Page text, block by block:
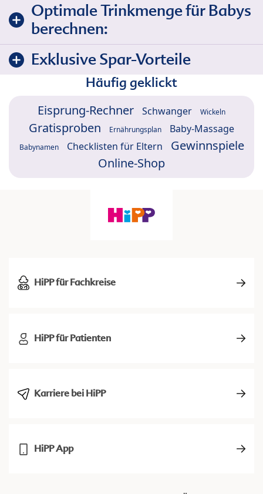
Optimale Trinkmenge für Babys
berechnen:
Exklusive Spar-Vorteile
Häufig geklickt
Eisprung-Rechner Schwanger Wickeln
Gratisproben Ernährungsplan Baby-Massage
Babynamen Checklisten für Eltern
Gewinnspiele
Online-Shop
HiPP für Fachkreise
HiPP für Patienten
Karriere bei HiPP
HiPP App